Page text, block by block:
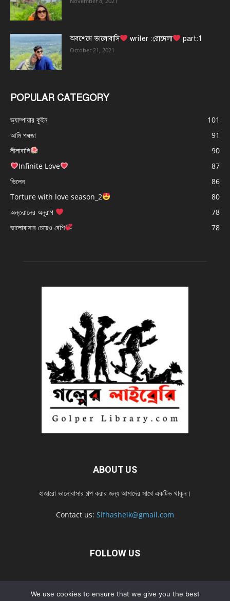
অবশেষে ভালোবাসি writer :রোদেলা part:1
October 21, 2021
POPULAR CATEGORY
ভ্যাম্পায়ার কুইন
101
আমি পদ্মজা
91
লীলাবালি
90
Infinite Love
87
ভিলেন
86
Torture with love season_2
80
অন্তরালের অনুরাগ
78
ভালোবাসার চেয়েও বেশি
78
ABOUT US
হাজারো ভালোবাসার গল্প করার জন্য আমাদের সাথে একটিভ থাকুন।
Contact us: Sifhasheik@gmail.com
FOLLOW US
Home Contact us Privacy Policy শ্রেনী
শ্রেনী – mobile
We use cookies to ensure that we give you the best